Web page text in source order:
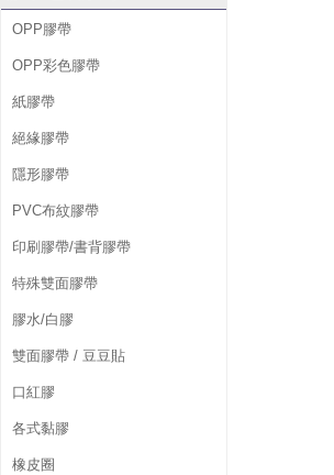
OPP膠帶
OPP彩色膠帶
紙膠帶
絕緣膠帶
隱形膠帶
PVC布紋膠帶
印刷膠帶/書背膠帶
特殊雙面膠帶
膠水/白膠
雙面膠帶 / 豆豆貼
口紅膠
各式黏膠
橡皮圈